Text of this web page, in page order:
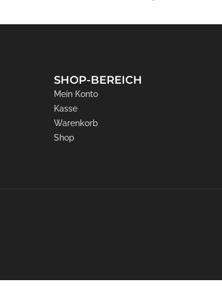
SHOP-BEREICH
Mein Konto
Kasse
Warenkorb
Shop